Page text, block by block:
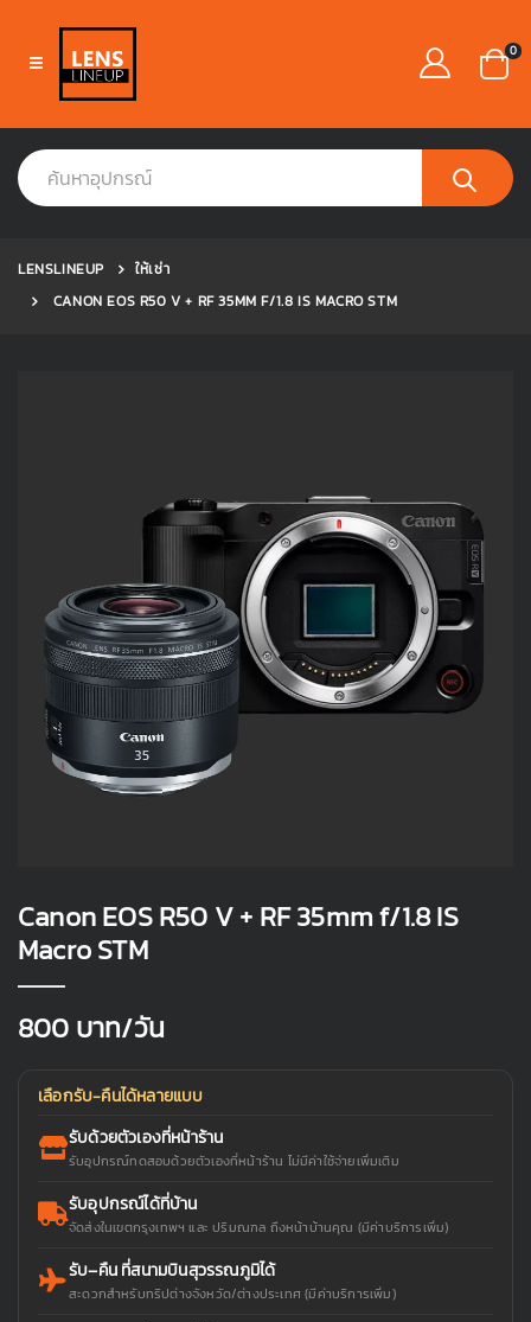
0
LENSLINEUP
ให้เช่า
CANON EOS R50 V + RF 35MM F/1.8 IS MACRO STM
Canon EOS R50 V + RF 35mm f/1.8 IS
Macro STM
800 บาท/วัน
เลือกรับ-คืนได้หลายแบบ
รับด้วยตัวเองที่หน้าร้าน
รับอุปกรณ์ทดสอบด้วยตัวเองที่หน้าร้าน ไม่มีค่าใช้จ่ายเพิ่มเติม
รับอุปกรณ์ได้ที่บ้าน
จัดส่งในเขตกรุงเทพฯ และ ปริมณฑล ถึงหน้าบ้านคุณ (มีค่าบริการเพิ่ม)
รับ–คืน ที่สนามบินสุวรรณภูมิได้
สะดวกสำหรับทริปต่างจังหวัด/ต่างประเทศ (มีค่าบริการเพิ่ม)